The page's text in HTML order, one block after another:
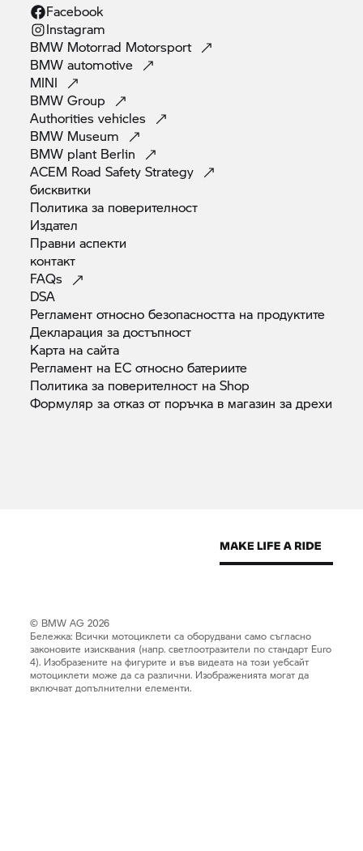
Facebook
Instagram
BMW Motorrad Motorsport
BMWautomotive
MINI
BMWGroup
Authoritiesvehicles
BMW Museum
BMW plant Berlin
ACEM Road SafetyStrategy
бисквитки
Политика за поверителност
Издател
Правниаспекти
контакт
FAQs
DSA
Регламент относно безопасността на продуктите
Декларация задостъпност
Карта насайта
Регламент на ЕС относнобатериите
Политика за поверителност наShop
Формуляр за отказ от поръчка в магазин задрехи
© BMW AG 2026
Бележка: Всички мотоциклети са оборудвани само съгласно
законовите изисквания (напр. светлоотразители по стандарт Euro
4). Изобразените на фигурите и във видеата на този уебсайт
мотоциклети може да са различни. Изображенията могат да
включват допълнителни елементи.